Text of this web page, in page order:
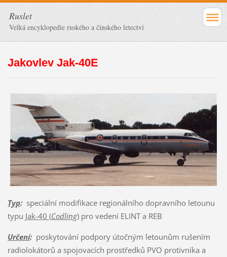
Ruslet
Velká encyklopedie ruského a čínského letectví
Jakovlev Jak-40E
Typ:speciální modifikace regionálního dopravního letounu
typu Jak-40 (Codling)pro vedení ELINT a REB
Určení:poskytování podpory útočným letounům rušením
radiolokátorů a spojovacích prostředků PVO protivníka a